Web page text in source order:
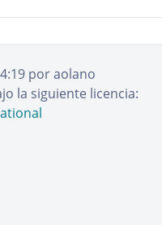
poraolano
la siguiente licencia: